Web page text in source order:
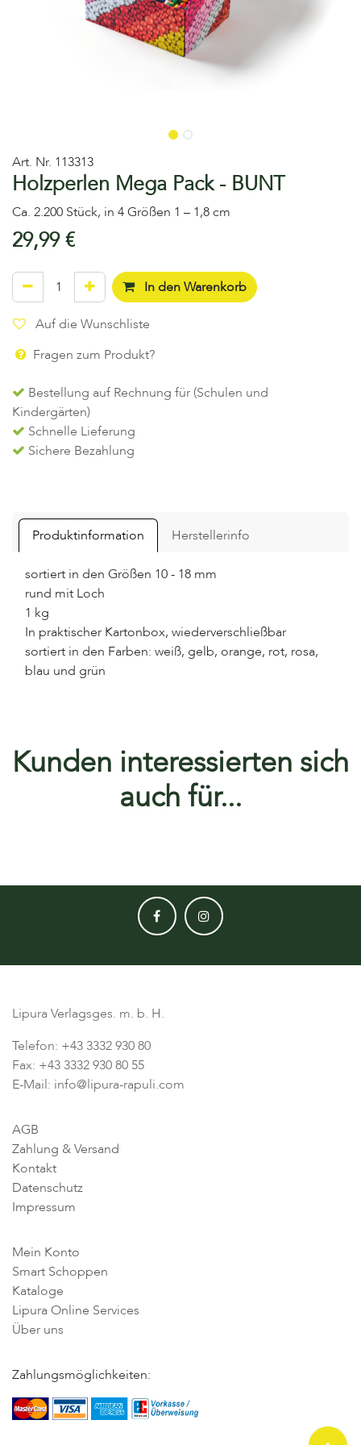
Art. Nr. 113313
Holzperlen Mega Pack - BUNT
Ca. 2.200 Stück, in 4 Größen 1 – 1,8 cm
29,99€
In den Warenkorb
Auf die Wunschliste
Fragen zum Produkt?
Bestellung auf Rechnung für (Schulen und
Kindergärten)
Schnelle Lieferung
Sichere Bezahlung
Produktinformation Herstellerinfo
sortiert in den Größen 10 - 18 mm
rund mit Loch
1 kg
In praktischer Kartonbox, wiederverschließbar
sortiert in den Farben: weiß, gelb, orange, rot, rosa,
blau und grün
Kunden interessierten sich
auch für...
Lipura Verlagsges. m. b. H.
Telefon: +43 3332 930 80
Fax: +43 3332 930 80 55
E-Mail: info@lipura-rapuli.com
AGB
Zahlung & Versand
Kontakt
Datenschutz
Impressum
Mein Konto
Smart Schoppen
Kataloge
Lipura Online Services
Über uns
Zahlungsmöglichkeiten: